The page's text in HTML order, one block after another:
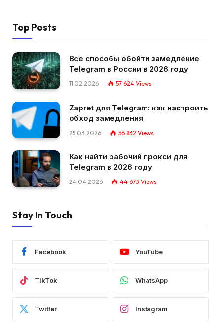
Top Posts
Все способы обойти замедление
Telegram в России в 2026 году
11.02.2026 57 624 Views
Zapret для Telegram: как настроить
обход замедления
25.03.2026 56 832 Views
Как найти рабочий прокси для
Telegram в 2026 году
24.04.2026 44 673 Views
Stay In Touch
Facebook YouTube
TikTok WhatsApp
Twitter Instagram